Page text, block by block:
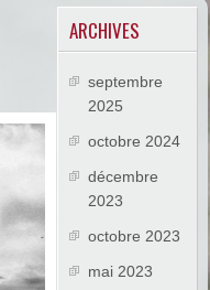
ARCHIVES
septembre
2025
octobre 2024
décembre
2023
octobre 2023
mai 2023